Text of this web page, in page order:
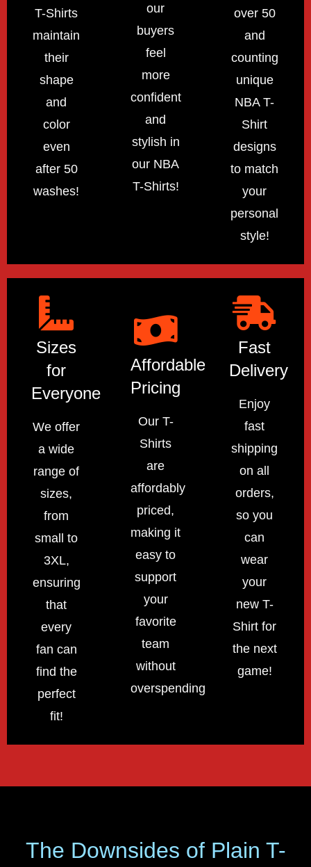
T-Shirts
maintain
their
shape
and
color
even
after 50
washes!
our
buyers
feel
more
confident
and
stylish in
our NBA
T-Shirts!
over 50
and
counting
unique
NBA T-
Shirt
designs
to match
your
personal
style!
Sizes
for
Everyone
We offer
a wide
range of
sizes,
from
small to
3XL,
ensuring
that
every
fan can
find the
perfect
fit!
Affordable
Pricing
Our T-
Shirts
are
affordably
priced,
making it
easy to
support
your
favorite
team
without
overspending!
Fast
Delivery
Enjoy
fast
shipping
on all
orders,
so you
can
wear
your
new T-
Shirt for
the next
game!
The Downsides of Plain T-